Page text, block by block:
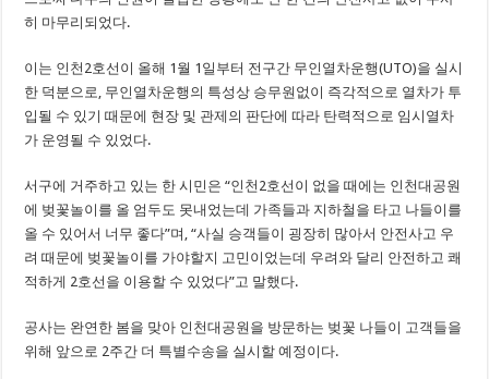
히 마무리되었다.
이는 인천2호선이 올해 1월 1일부터 전구간 무인열차운행(UTO)을 실시
한 덕분으로, 무인열차운행의 특성상 승무원없이 즉각적으로 열차가 투
입될 수 있기 때문에 현장 및 관제의 판단에 따라 탄력적으로 임시열차
가 운영될 수 있었다.
서구에 거주하고 있는 한 시민은 “인천2호선이 없을 때에는 인천대공원
에 벚꽃놀이를 올 엄두도 못내었는데 가족들과 지하철을 타고 나들이를
올 수 있어서 너무 좋다”며, “사실 승객들이 굉장히 많아서 안전사고 우
려 때문에 벚꽃놀이를 가야할지 고민이었는데 우려와 달리 안전하고 쾌
적하게 2호선을 이용할 수 있었다”고 말했다.
공사는 완연한 봄을 맞아 인천대공원을 방문하는 벚꽃 나들이 고객들을
위해 앞으로 2주간 더 특별수송을 실시할 예정이다.